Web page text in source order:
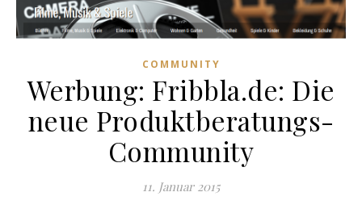
COMMUNITY
Werbung: Fribbla.de: Die
neue Produktberatungs-
Community
11. Januar 2015